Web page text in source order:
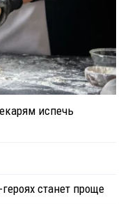
испечь
станет проще